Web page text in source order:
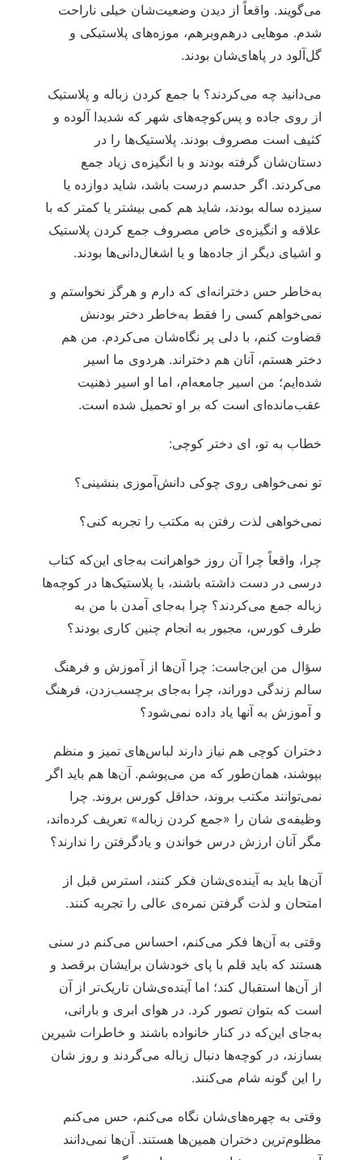
می‌گویند. واقعاً از دیدن وضعیت‌شان خیلی ناراحت
شدم. موهایی درهم‌وبرهم، موزه‌های پلاستیکی و
گل‌آلود در پاهای‌شان بودند.
می‌دانید چه می‌کردند؟ با جمع کردن زباله و پلاستیک
از روی جاده و پس‌کوچه‌های شهر که شدیدا آلوده و
کثیف است مصروف بودند. پلاستیک‌ها را در
دستان‌شان گرفته بودند و با انگیزه‌ی زیاد جمع
می‌کردند. اگر حدسم درست باشد، شاید دوازده یا
سیزده ساله بودند، شاید هم کمی بیشتر یا کمتر که با
علاقه و انگیزه‌ی خاص مصروف جمع کردن پلاستیک
و اشیای دیگر از جاده‌ها و یا اشغال‌دانی‌ها بودند.
به‌خاطر حس دخترانه‌ای که دارم و هرگز نخواستم و
نمی‌خواهم کسی را فقط به‌خاطر دختر بودنش
قضاوت کنم، با دلی پر نگاه‌شان می‌کردم. من هم
دختر هستم، آنان هم دختر‌اند. هردوی ما اسیر
شده‌ایم؛ من اسیر جامعه‌ام، اما او اسیر ذهنیت
عقب‌مانده‌ای است که بر او تحمیل شده است.
خطاب به تو، ای دختر کوچی:
تو نمی‌خواهی روی چوکی دانش‌آموزی بنشینی؟
نمی‌خواهی لذت رفتن به مکتب را تجربه کنی؟
چرا، واقعاً چرا آن روز خواهرانت به‌جای این‌که کتاب
درسی در دست داشته باشند، با پلاستیک‌ها در کوچه‌ها
زباله جمع می‌کردند؟ چرا به‌جای آمدن با من به
طرف کورس، مجبور به انجام چنین کاری بودند؟
سؤال من این‌جاست: چرا آن‌ها از آموزش و فرهنگ
سالم زندگی دوراند، چرا به‌جای برچسب‌زدن، فرهنگ
و آموزش به آنها یاد داده نمی‌شود؟
دختران کوچی هم نیاز دارند لباس‌های تمیز و منظم
بپوشند، همان‌طور که من می‌پوشم. آن‌ها هم باید اگر
نمی‌توانند مکتب بروند، حداقل کورس بروند. چرا
وظیفه‌ی شان را «جمع کردن زباله» تعریف کرده‌اند،
مگر آنان ارزش درس خواندن و یادگرفتن را ندارند؟
آن‌ها باید به آینده‌ی‌شان فکر کنند، استرس قبل از
امتحان و لذت گرفتن نمره‌ی عالی را تجربه کنند.
وقتی به آن‌ها فکر می‌کنم، احساس می‌کنم در سنی
هستند که باید قلم با پای خودشان برایشان برقصد و
از آن‌ها استقبال کند؛ اما آینده‌ی‌شان تاریک‌تر از آن
است که بتوان تصور کرد. در هوای ابری و بارانی،
به‌جای این‌که در کنار خانواده باشند و خاطرات شیرین
بسازند، در کوچه‌ها دنبال زباله می‌گردند و روز شان
را این گونه شام می‌کنند.
وقتی به چهره‌های‌شان نگاه می‌کنم، حس می‌کنم
مظلوم‌ترین دختران همین‌ها هستند. آن‌ها نمی‌دانند